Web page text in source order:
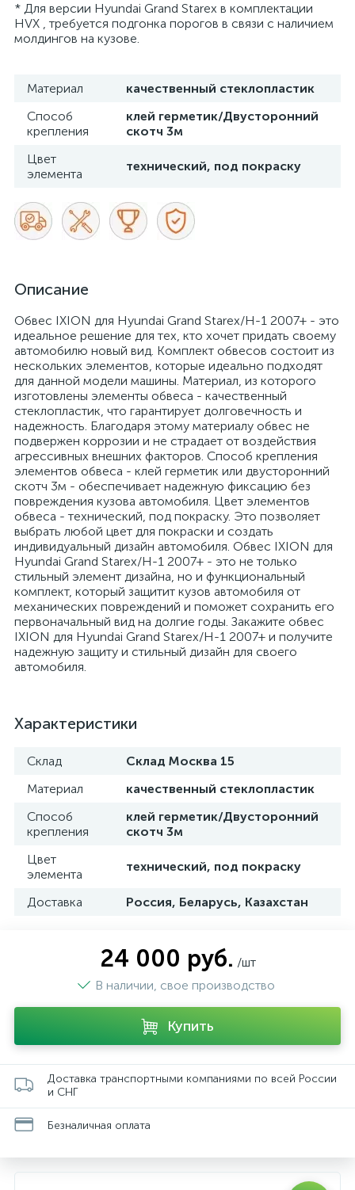
* Для версии Hyundai Grand Starex в комплектации
HVX , требуется подгонка порогов в связи с наличием
молдингов на кузове.
Материал
качественный стеклопластик
Способ
крепления
клей герметик/Двусторонний
скотч 3м
Цвет
элемента
технический, под покраску
Описание
Обвес IXION для Hyundai Grand Starex/H-1 2007+ - это
идеальное решение для тех, кто хочет придать своему
автомобилю новый вид. Комплект обвесов состоит из
нескольких элементов, которые идеально подходят
для данной модели машины. Материал, из которого
изготовлены элементы обвеса - качественный
стеклопластик, что гарантирует долговечность и
надежность. Благодаря этому материалу обвес не
подвержен коррозии и не страдает от воздействия
агрессивных внешних факторов. Способ крепления
элементов обвеса - клей герметик или двусторонний
скотч 3м - обеспечивает надежную фиксацию без
повреждения кузова автомобиля. Цвет элементов
обвеса - технический, под покраску. Это позволяет
выбрать любой цвет для покраски и создать
индивидуальный дизайн автомобиля. Обвес IXION для
Hyundai Grand Starex/H-1 2007+ - это не только
стильный элемент дизайна, но и функциональный
комплект, который защитит кузов автомобиля от
механических повреждений и поможет сохранить его
первоначальный вид на долгие годы. Закажите обвес
IXION для Hyundai Grand Starex/H-1 2007+ и получите
надежную защиту и стильный дизайн для своего
автомобиля.
Характеристики
Склад
Склад Москва 15
Материал
качественный стеклопластик
Способ
крепления
клей герметик/Двусторонний
скотч 3м
Цвет
элемента
технический, под покраску
Доставка Россия, Беларусь, Казахстан
24 000 руб. /шт
В наличии, свое производство
Купить
Доставка транспортными компаниями по всей России
и СНГ
Безналичная оплата